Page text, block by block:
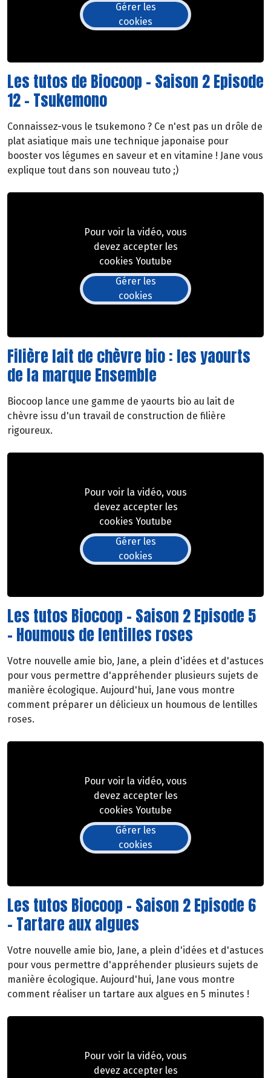
Gérer les
cookies
Les tutos de Biocoop - Saison 2 Episode
12 - Tsukemono
Connaissez-vous le tsukemono ? Ce n'est pas un drôle de
plat asiatique mais une technique japonaise pour
booster vos légumes en saveur et en vitamine ! Jane vous
explique tout dans son nouveau tuto ;)
Pour voir la vidéo, vous
devez accepter les
cookies Youtube
Gérer les
cookies
Filière lait de chèvre bio : les yaourts
de la marque Ensemble
Biocoop lance une gamme de yaourts bio au lait de
chèvre issu d'un travail de construction de filière
rigoureux.
Pour voir la vidéo, vous
devez accepter les
cookies Youtube
Gérer les
cookies
Les tutos Biocoop - Saison 2 Episode 5
- Houmous de lentilles roses
Votre nouvelle amie bio, Jane, a plein d'idées et d'astuces
pour vous permettre d'appréhender plusieurs sujets de
manière écologique. Aujourd'hui, Jane vous montre
comment préparer un délicieux un houmous de lentilles
roses.
Pour voir la vidéo, vous
devez accepter les
cookies Youtube
Gérer les
cookies
Les tutos Biocoop - Saison 2 Episode 6
- Tartare aux algues
Votre nouvelle amie bio, Jane, a plein d'idées et d'astuces
pour vous permettre d'appréhender plusieurs sujets de
manière écologique. Aujourd'hui, Jane vous montre
comment réaliser un tartare aux algues en 5 minutes !
Pour voir la vidéo, vous
devez accepter les